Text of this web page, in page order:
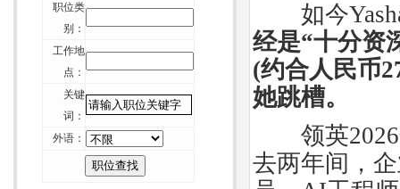
何变成团队？
厦门猎头维尔斯-科技大亨面试时都
爱问什么样的面试问题？
厦门猎头维尔斯-来自杰出商界女性
的7条建议
厦门猎头维尔斯-招聘行业不可能“干
掉” 猎头
厦门猎头维尔斯-一位资深HR的校园
职位类
别：
工作地
点：
关键
词：
外语：
如今
经是“十分资
(约合人民币
她跳槽。
领英2026
去两年间，